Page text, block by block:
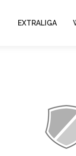
EXTRALIGA